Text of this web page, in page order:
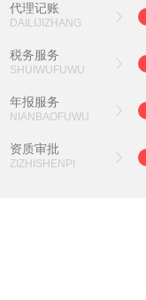
代理记账
DAILIJIZHANG
税务服务
SHUIWUFUWU
年报服务
NIANBAOFUWU
资质审批
ZIZHISHENPI